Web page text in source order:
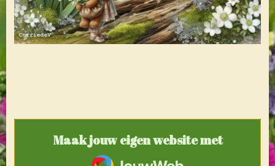
Maak jouw eigen website met
JouwWeb